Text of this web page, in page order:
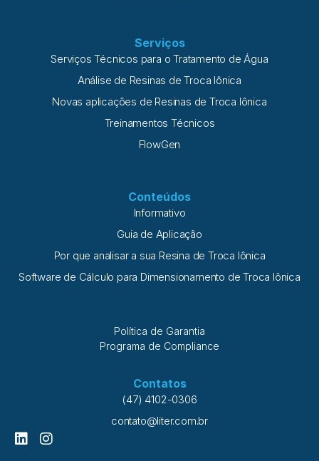
Serviços
Serviços Técnicos para o Tratamento de Água
Análise de Resinas de Troca Iônica
Novas aplicações de Resinas de Troca Iônica
Treinamentos Técnicos
FlowGen
Conteúdos
Informativo
Guia de Aplicação
Por que analisar a sua Resina de Troca Iônica
Software de Cálculo para Dimensionamento de Troca Iônica
Política de Garantia
Programa de Compliance
Contatos
(47) 4102-0306
contato@liter.com.br